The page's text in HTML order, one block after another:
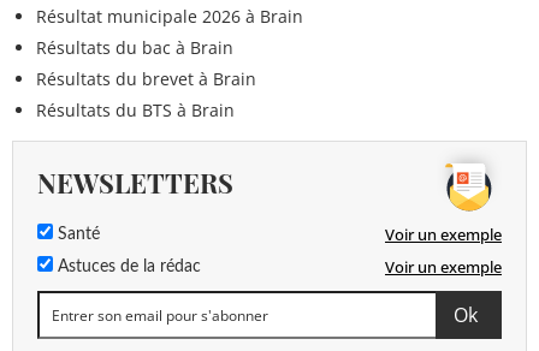
Résultat municipale 2026 à Brain
Résultats du bac à Brain
Résultats du brevet à Brain
Résultats du BTS à Brain
NEWSLETTERS
Santé Voir un exemple
Astuces de la rédac Voir un exemple